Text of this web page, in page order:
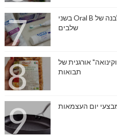
השיננית באה הבית – ערכת הלבנה של Oral B בשני
שלבים
אורגנית של
תבואות
יום העצמאות